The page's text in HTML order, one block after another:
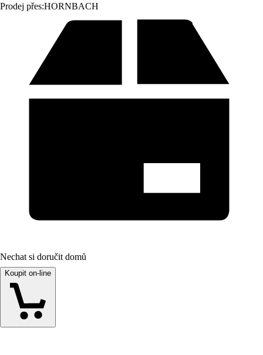
Prodej přes:HORNBACH
Nechat si doručit domů
Koupit on-line